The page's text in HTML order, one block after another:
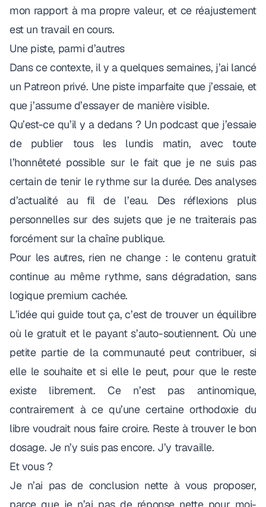
mon rapport à ma propre valeur, et ce réajustement
est un travail en cours.
Une piste, parmi d’autres
Dans ce contexte, il y a quelques semaines, j’ai lancé
un Patreon privé. Une piste imparfaite que j’essaie, et
que j’assume d’essayer de manière visible.
Qu’est-ce qu’il y a dedans ? Un podcast que j’essaie
de publier tous les lundis matin, avec toute
l’honnêteté possible sur le fait que je ne suis pas
certain de tenir le rythme sur la durée. Des analyses
d’actualité au fil de l’eau. Des réflexions plus
personnelles sur des sujets que je ne traiterais pas
forcément sur la chaîne publique.
Pour les autres, rien ne change : le contenu gratuit
continue au même rythme, sans dégradation, sans
logique premium cachée.
L’idée qui guide tout ça, c’est de trouver un équilibre
où le gratuit et le payant s’auto-soutiennent. Où une
petite partie de la communauté peut contribuer, si
elle le souhaite et si elle le peut, pour que le reste
existe librement. Ce n’est pas antinomique,
contrairement à ce qu’une certaine orthodoxie du
libre voudrait nous faire croire. Reste à trouver le bon
dosage. Je n’y suis pas encore. J’y travaille.
Et vous ?
Je n’ai pas de conclusion nette à vous proposer,